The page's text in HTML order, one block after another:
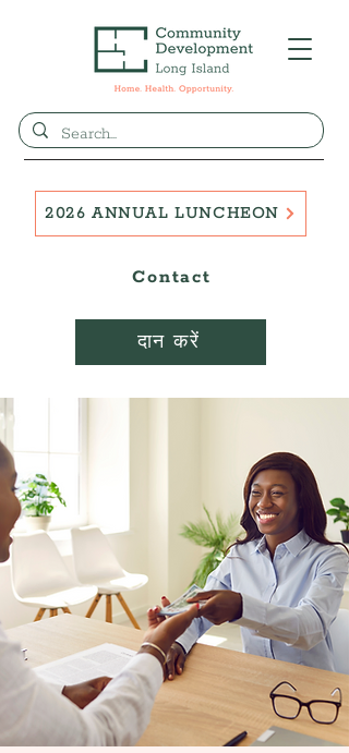
दान करें
Contact
2026 ANNUAL LUNCHEON